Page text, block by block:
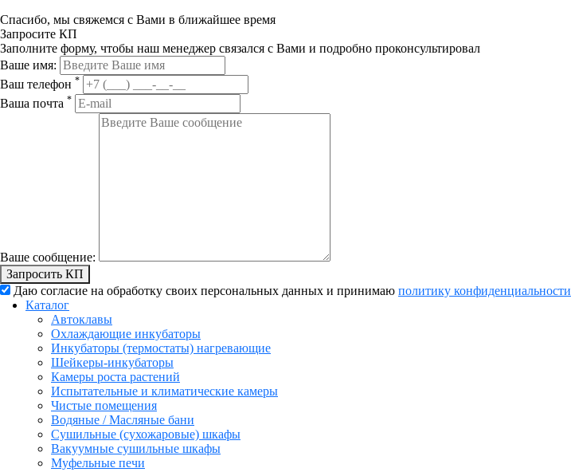
Спасибо, мы свяжемся с Вами в ближайшее время
Запросите КП
Заполните форму, чтобы наш менеджер связался с Вами и подробно проконсультировал
Ваше имя:
Ваш телефон *
Ваша почта *
Ваше сообщение:
Запросить КП
Даю согласие на обработку своих персональных данных и принимаю политику конфиденциальности
Каталог
Автоклавы
Охлаждающие инкубаторы
Инкубаторы (термостаты) нагревающие
Шейкеры-инкубаторы
Камеры роста растений
Испытательные и климатические камеры
Чистые помещения
Водяные / Масляные бани
Сушильные (сухожаровые) шкафы
Вакуумные сушильные шкафы
Муфельные печи